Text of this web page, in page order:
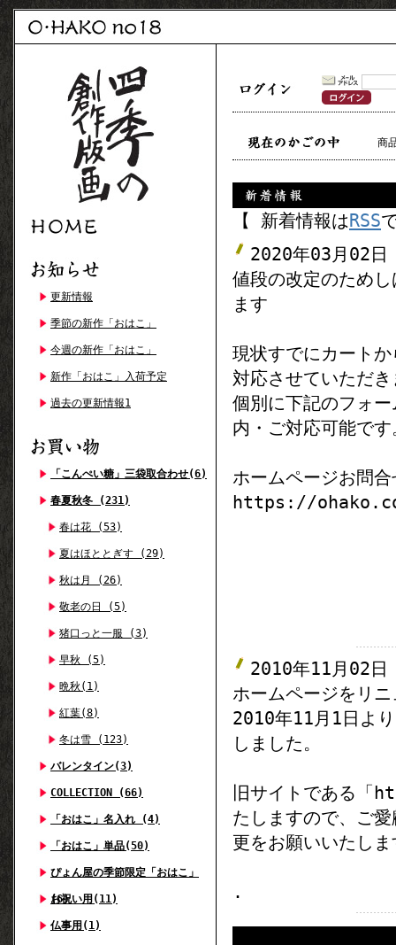
更新情報
季節の新作「おはこ」
今週の新作「おはこ」
新作「おはこ」入荷予定
過去の更新情報1
「こんぺい糖」三袋取合わせ(6)
春夏秋冬 (231)
春は花 (53)
夏はほととぎす (29)
秋は月 (26)
敬老の日 (5)
猪口っと一服 (3)
早秋 (5)
晩秋(1)
紅葉(8)
冬は雪 (123)
バレンタイン(3)
COLLECTION (66)
「おはこ」名入れ (4)
「おはこ」単品(50)
ぴょん屋の季節限定「おはこ」
(6)
お祝い用(11)
仏事用(1)
商
【 新着情報はRSS
2020年03月02日
値段の改定のため
ます
現状すでにカート
対応させていただ
個別に下記のフォ
内・ご対応可能で
ホームページお問
https://
2010年11月02日
ホームページをリ
2010年11月1日よ
しました。
旧サイトである
たしますので、ご
更をお願いいたしま
.